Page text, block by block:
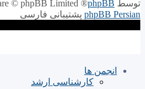
توسط phpBB
® Forum Software © phpBB Limited
phpBB Persian پشتیبانی فارسی
انجمن ها
کارشناسی ارشد